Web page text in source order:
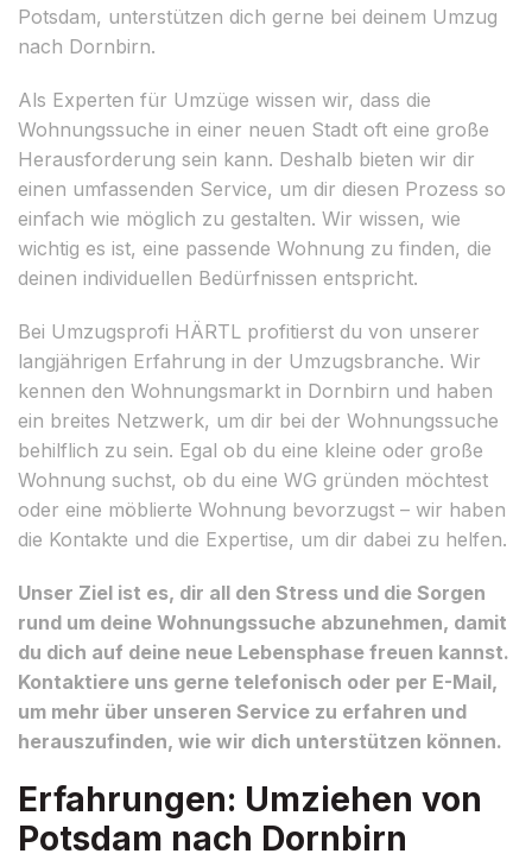
Potsdam, unterstützen dich gerne bei deinem Umzug
nach Dornbirn.
Als Experten für Umzüge wissen wir, dass die
Wohnungssuche in einer neuen Stadt oft eine große
Herausforderung sein kann. Deshalb bieten wir dir
einen umfassenden Service, um dir diesen Prozess so
einfach wie möglich zu gestalten. Wir wissen, wie
wichtig es ist, eine passende Wohnung zu finden, die
deinen individuellen Bedürfnissen entspricht.
Bei Umzugsprofi HÄRTL profitierst du von unserer
langjährigen Erfahrung in der Umzugsbranche. Wir
kennen den Wohnungsmarkt in Dornbirn und haben
ein breites Netzwerk, um dir bei der Wohnungssuche
behilflich zu sein. Egal ob du eine kleine oder große
Wohnung suchst, ob du eine WG gründen möchtest
oder eine möblierte Wohnung bevorzugst – wir haben
die Kontakte und die Expertise, um dir dabei zu helfen.
Unser Ziel ist es, dir all den Stress und die Sorgen
rund um deine Wohnungssuche abzunehmen, damit
du dich auf deine neue Lebensphase freuen kannst.
Kontaktiere uns gerne telefonisch oder per E-Mail,
um mehr über unseren Service zu erfahren und
herauszufinden, wie wir dich unterstützen können.
Erfahrungen: Umziehen von
Potsdam nach Dornbirn